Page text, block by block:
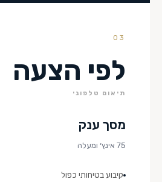
03
לפי הצעה
תיאום טלפוני
מסך ענק
75 אינץ׳ ומעלה
קיבוע בטיחותי כפול